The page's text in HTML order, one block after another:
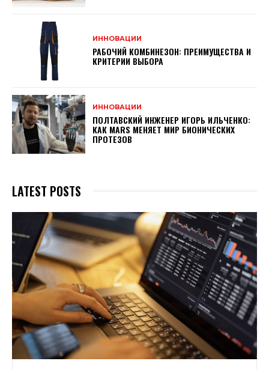
ИННОВАЦИИ
РАБОЧИЙ КОМБИНЕЗОН: ПРЕИМУЩЕСТВА И
КРИТЕРИИ ВЫБОРА
ИННОВАЦИИ
ПОЛТАВСКИЙ ИНЖЕНЕР ИГОРЬ ИЛЬЧЕНКО:
КАК MARS МЕНЯЕТ МИР БИОНИЧЕСКИХ
ПРОТЕЗОВ
LATEST POSTS